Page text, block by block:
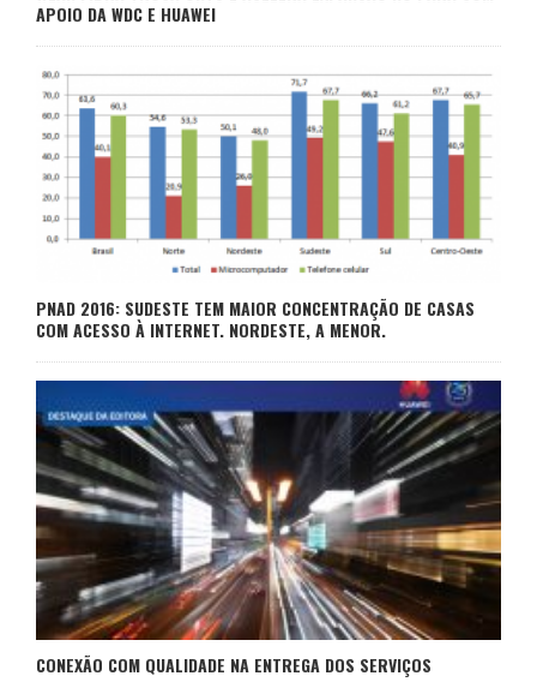
APOIO DA WDC E HUAWEI
PNAD 2016: SUDESTE TEM MAIOR CONCENTRAÇÃO DE CASAS
COM ACESSO À INTERNET. NORDESTE, A MENOR.
CONEXÃO COM QUALIDADE NA ENTREGA DOS SERVIÇOS